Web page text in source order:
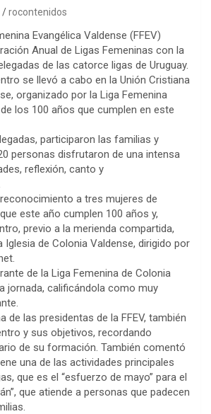
rocontenidos
Evangélica Valdense (FFEV)
Anual de Ligas Femeninas con la
de las catorce ligas de Uruguay.
se llevó a cabo en la Unión Cristiana
organizado por la Liga Femenina
los 100 años que cumplen en este
participaron las familias y
personas disfrutaron de una intensa
reflexión, canto y
a tres mujeres de
este año cumplen 100 años y,
previo a la merienda compartida,
de Colonia Valdense, dirigido por
de la Liga Femenina de Colonia
jornada, calificándola como muy
de las presidentas de la FFEV, también
y sus objetivos, recordando
de su formación. También comentó
una de las actividades principales
que es el “esfuerzo de mayo” para el
que atiende a personas que padecen